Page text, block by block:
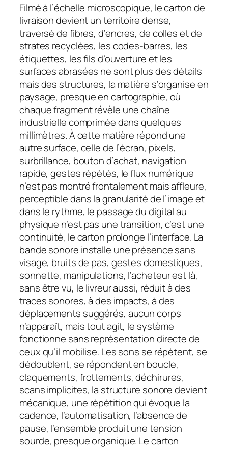
Filmé à l’échelle microscopique, le carton de
livraison devient un territoire dense,
traversé de fibres, d’encres, de colles et de
strates recyclées, les codes-barres, les
étiquettes, les fils d’ouverture et les
surfaces abrasées ne sont plus des détails
mais des structures, la matière s’organise en
paysage, presque en cartographie, où
chaque fragment révèle une chaîne
industrielle comprimée dans quelques
millimètres. À cette matière répond une
autre surface, celle de l’écran, pixels,
surbrillance, bouton d’achat, navigation
rapide, gestes répétés, le flux numérique
n’est pas montré frontalement mais affleure,
perceptible dans la granularité de l’image et
dans le rythme, le passage du digital au
physique n’est pas une transition, c’est une
continuité, le carton prolonge l’interface. La
bande sonore installe une présence sans
visage, bruits de pas, gestes domestiques,
sonnette, manipulations, l’acheteur est là,
sans être vu, le livreur aussi, réduit à des
traces sonores, à des impacts, à des
déplacements suggérés, aucun corps
n’apparaît, mais tout agit, le système
fonctionne sans représentation directe de
ceux qu’il mobilise. Les sons se répètent, se
dédoublent, se répondent en boucle,
claquements, frottements, déchirures,
scans implicites, la structure sonore devient
mécanique, une répétition qui évoque la
cadence, l’automatisation, l’absence de
pause, l’ensemble produit une tension
sourde, presque organique. Le carton